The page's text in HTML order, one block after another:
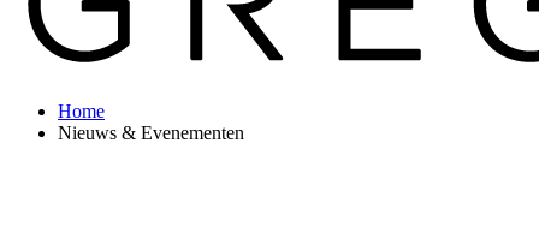
Home
Nieuws & Evenementen